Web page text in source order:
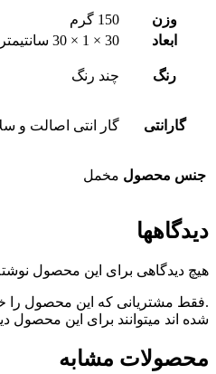
وزن
150 گرم
ابعاد
30 × 1 × 30 سانتیمتر
رنگ چند رنگ
گارانتی گار انتی اصالت و
جنس محصول مخمل
دیدگاهها
هیچ دیدگاهی برای این محصول
.فقط مشتریانی که این محصول را
شده اند میتوانند برای این محصول
محصولات مشابه